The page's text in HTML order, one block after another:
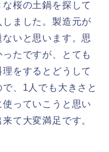
桜の土鍋を探して
ました。製造元が
いと思います。思
たですが、とても
をするとどうして
、1人でも大きさと
っていこうと思い
て大変満足です。